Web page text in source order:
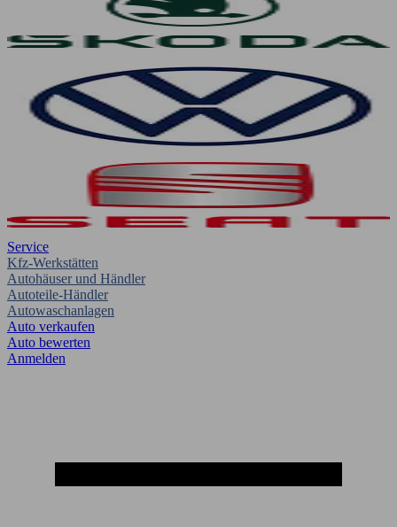
Service
Kfz-Werkstätten
Autohäuser und Händler
Autoteile-Händler
Autowaschanlagen
Auto verkaufen
Auto bewerten
Anmelden